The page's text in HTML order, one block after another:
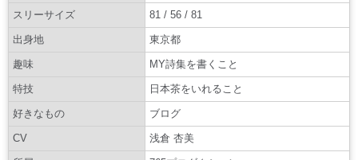
スリーサイズ 81 / 56 / 81
出身地 東京都
趣味 MY詩集を書くこと
特技 日本茶をいれること
好きなもの ブログ
CV 浅倉 杏美